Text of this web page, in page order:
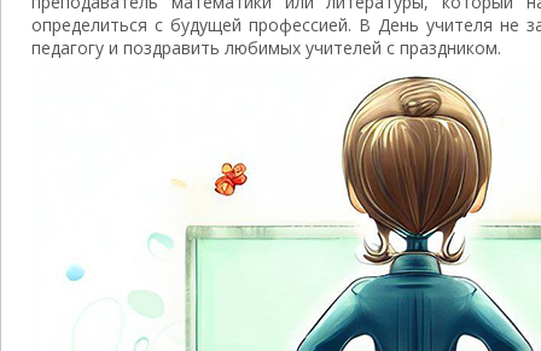
определиться с будущей профессией. В День учителя не
педагогу и поздравить любимых учителей с праздником.